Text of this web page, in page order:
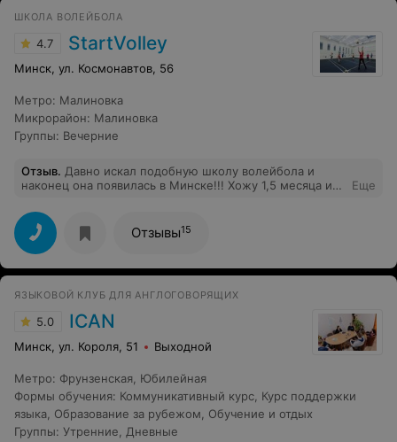
английский теперь в школе любимый предмет что
видно по отметкам! Рекомендуем всем!
ШКОЛА ВОЛЕЙБОЛА
4.7 StartVolley
Минск, ул. Космонавтов, 56
Метро: Малиновка
Микрорайон: Малиновка
Группы: Вечерние
Отзыв. Давно искал подобную школу волейбола и
наконец она появилась в Минске!!! Хожу 1,5 месяца и
Отличная энергетика, тренировка пролетает на одном
дыхании! Всем очень рекомендую!
Еще
Отзывы15
ЯЗЫКОВОЙ КЛУБ ДЛЯ АНГЛОГОВОРЯЩИХ
5.0 ICAN
Минск, ул. Короля, 51 Выходной
Метро: Фрунзенская Юбилейная
Формы обучения: Коммуникативный курс Курс поддержки
языка Образование за рубежом
Обучение и отдых
Группы: Утренние
Дневные